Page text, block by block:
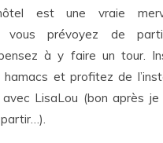
est une vraie
vous prévoyez de
à y faire un tour.
hamacs et profitez de
avec LisaLou (bon après je